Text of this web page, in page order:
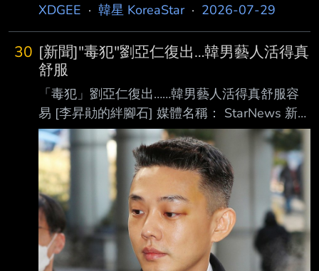
XDGEE · 韓星 KoreaStar· 2026-07-29
30 [新聞]"毒犯"劉亞仁復出…韓男藝人活得真
舒服
「毒犯」劉亞仁復出……韓男藝人活得真舒服容
易 [李昇勛的絆腳石] 媒體名稱： StarNews 新聞
連結：
https://www.starnewskorea.com/star/2026/07/
29/2026072821295294158 記者姓名： 李昇
勛 記者 2026 年 7 月 29 日上午 5:30 新聞全
文： 還有比演藝圈更寬容對待毒品犯罪者的地
方嗎？ 演員劉亞仁(本名：嚴弘植)自2020年9月
至2022年3月，以接受美容施術的睡眠麻醉為藉
口 ，竟多達181次慣性施打醫療用異丙酚